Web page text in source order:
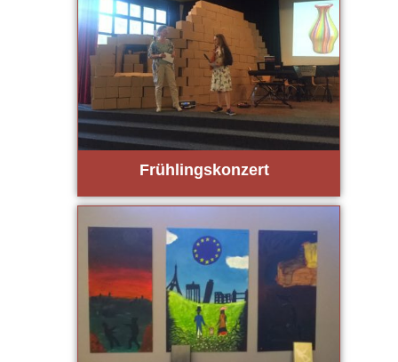
Früh­lings­kon­zert